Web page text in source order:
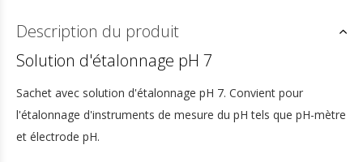
Description du produit
Solution d'étalonnage pH 7
Sachet avec solution d'étalonnage pH 7. Convient pour
l'étalonnage d'instruments de mesure du pH tels que pH-mètre
et électrode pH.